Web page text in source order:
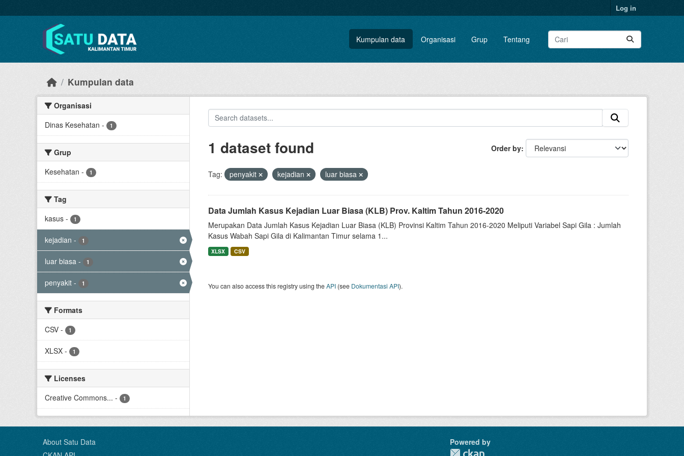
Log in
Kumpulan data Organisasi Grup Tentang
Kumpulan data
Organisasi
Dinas Kesehatan - 1
Grup
Kesehatan - 1
Tag
kasus - 1
kejadian - 1
luar biasa - 1
penyakit - 1
Formats
CSV - 1
XLSX - 1
Licenses
Creative Commons... - 1
Order by
1 dataset found
Tag: penyakit kejadian luar biasa
Data Jumlah Kasus Kejadian Luar Biasa (KLB) Prov. Kaltim Tahun 2016-2020
Merupakan Data Jumlah Kasus Kejadian Luar Biasa (KLB) Provinsi Kaltim Tahun 2016-2020 Meliputi Variabel Sapi Gila : Jumlah
Kasus Wabah Sapi Gila di Kalimantan Timur selama 1...
XLSX CSV
You can also access this registry using theAPI(see Dokumentasi API).
About Satu Data
Powered by